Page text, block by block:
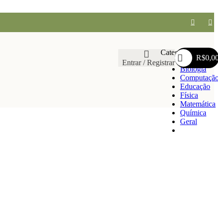
Entrar / Registrar
R$
Categorias
Biologia
Educação
Física
Matemática
Química
Geral